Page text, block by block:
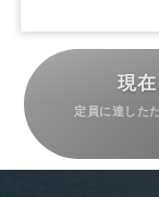
現
定員に達した